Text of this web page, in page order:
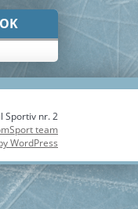
Sportiv nr. 2
team
WordPress